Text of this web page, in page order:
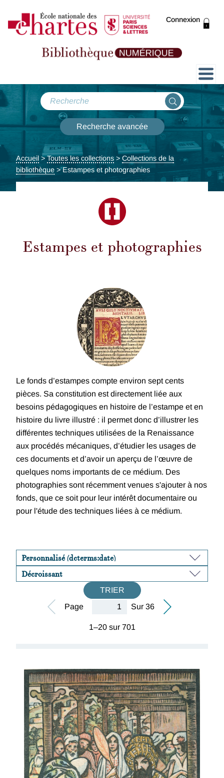
Connexion
Présentation
Collections
Expositions
ThENC@
Recherche avancée
Accueil >Toutes les collections > Collections de la
bibliothèque >Estampes et photographies
Estampes et photographies
Le fonds d’estampes compte environ sept cents
pièces. Sa constitution est directement liée aux
besoins pédagogiques en histoire de l’estampe et en
histoire du livre illustré : il permet donc d’illustrer les
différentes techniques utilisées de la Renaissance
aux procédés mécaniques, d’étudier les usages de
ces documents et d’avoir un aperçu de l’œuvre de
quelques noms importants de ce médium. Des
photographies sont récemment venues s'ajouter à nos
fonds, que ce soit pour leur intérêt documentaire ou
pour l'étude des techniques liées à ce médium.
TRIER
Page
Sur 36
1–20 sur 701